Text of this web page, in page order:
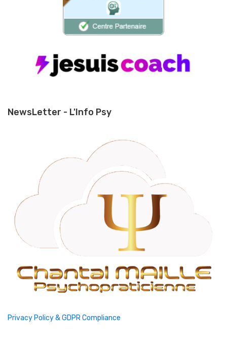
NewsLetter - L'Info Psy
Privacy Policy & GDPR Compliance